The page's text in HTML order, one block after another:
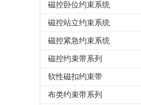
磁控卧位约束系统
磁控站立约束系统
磁控紧急约束系统
磁控约束带系列
软性磁扣约束带
布类约束带系列